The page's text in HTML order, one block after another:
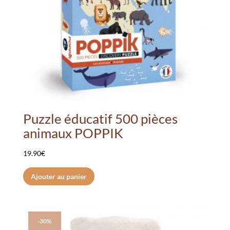
Puzzle éducatif 500 pièces
animaux POPPIK
19.90€
Ajouter au panier
-30%